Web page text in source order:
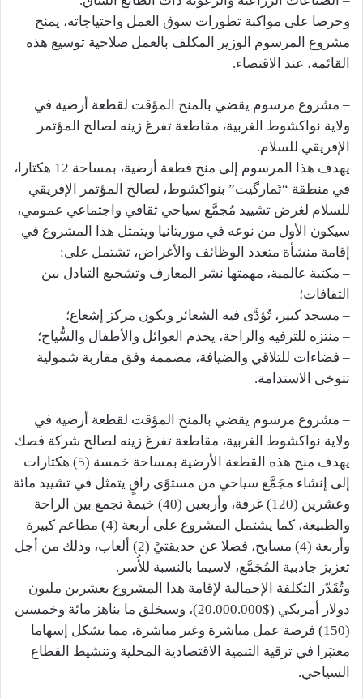
وحرصا على مواكبة تطورات سوق العمل واحتياجاته، يمنح
مشروع المرسوم الوزير المكلف بالعمل صلاحية توسيع هذه
القائمة، عند الاقتضاء.
– مشروع مرسوم يقضي بالمنح المؤقت لقطعة أرضية في
ولاية نواكشوط الغربية، مقاطعة تفرغ زينه لصالح المؤتمر
الإفريقي للسلام.
يهدف هذا المرسوم إلى منح قطعة أرضية، بمساحة 12 هكتارا،
في منطقة “تَمارگيت” بنواكشوط، لصالح المؤتمر الإفريقي
للسلام لغرض تشييد مُجمَّع سياحي ثقافي واجتماعي عمومي،
سيكون الأول من نوعه في موريتانيا ويتمثل هذا المشروع في
إقامة منشأة متعدد الوظائف والأغراض، تشتمل على:
– مكتبة عالمية، مهمتها نشر المعارف وتشجيع التبادل بين
الثقافات؛
– مسجد كبير، تُؤدَّى فيه الشعائر ويكون مركز إشعاع؛
– منتزه للترفيه والراحة، يخدم العوائل والأطفال والسُّياح؛
– فضاءات للتلاقي والضيافة، مصممة وفق مقاربة شمولية
تتوخى الاستدامة.
– مشروع مرسوم يقضي بالمنح المؤقت لقطعة أرضية في
ولاية نواكشوط الغربية، مقاطعة تفرغ زينه لصالح شركة فصك
يهدف منح هذه القطعة الأرضية بمساحة خمسة (5) هكتارات
إلى إنشاء مجَمَّع سياحي من مستوًى راقٍ يتمثل في تشييد مائة
وعشرين (120) غرفة، وأربعين (40) خيمةَ تجمع بين الراحة
والطبيعة، كما يشتمل المشروع على أربعة (4) مطاعم كبيرة
وأربعة (4) مسابح، فضلا عن حديقتيْ (2) ألعاب، وذلك من أجل
تعزيز جاذبية المُجَمَّع، لاسيما بالنسبة للأُسر.
وتُقَدّر التكلفة الإجمالية لإقامة هذا المشروع بعشرين مليون
دولار أمريكي ($20.000.000)، وسيخلق ما يناهز مائة وخمسين
(150) فرصة عمل مباشرة وغير مباشرة، مما يشكل إسهاما
معتبَرا في ترقية التنمية الاقتصادية المحلية وتنشيط القطاع
السياحي.